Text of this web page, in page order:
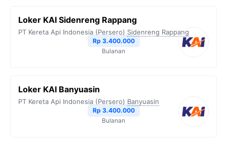
Loker KAI Sidenreng Rappang
PT Kereta Api Indonesia (Persero) Sidenreng Rappang
Rp 3.400.000
Bulanan
Loker KAI Banyuasin
PT Kereta Api Indonesia (Persero) Banyuasin
Rp 3.400.000
Bulanan